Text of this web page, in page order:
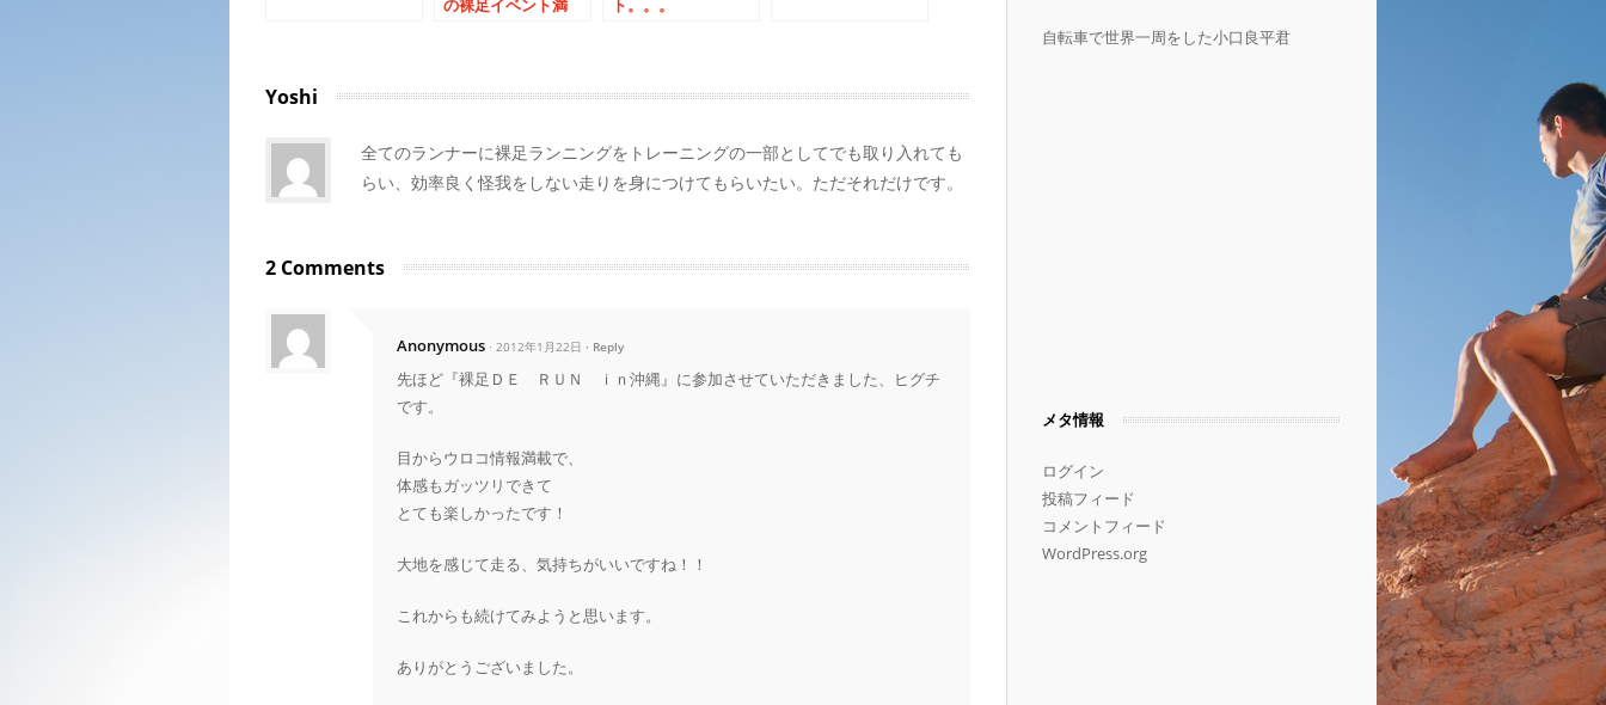
の裸足イベント満
ト。。。
Yoshi
全てのランナーに裸足ランニングをトレーニングの一部としてでも取り入れても
らい、効率良く怪我をしない走りを身につけてもらいたい。ただそれだけです。
2 Comments
Anonymous · 2012年1月22日 Reply
先ほど『裸足ＤＥ ＲＵＮ ｉｎ沖縄』に参加させていただきました、ヒグチ
です。
目からウロコ情報満載で、
体感もガッツリできて
とても楽しかったです！
大地を感じて走る、気持ちがいいですね！！
これからも続けてみようと思います。
ありがとうございました。
自転車で世界一周をした小口良平君
メタ情報
ログイン
投稿フィード
コメントフィード
WordPress.org